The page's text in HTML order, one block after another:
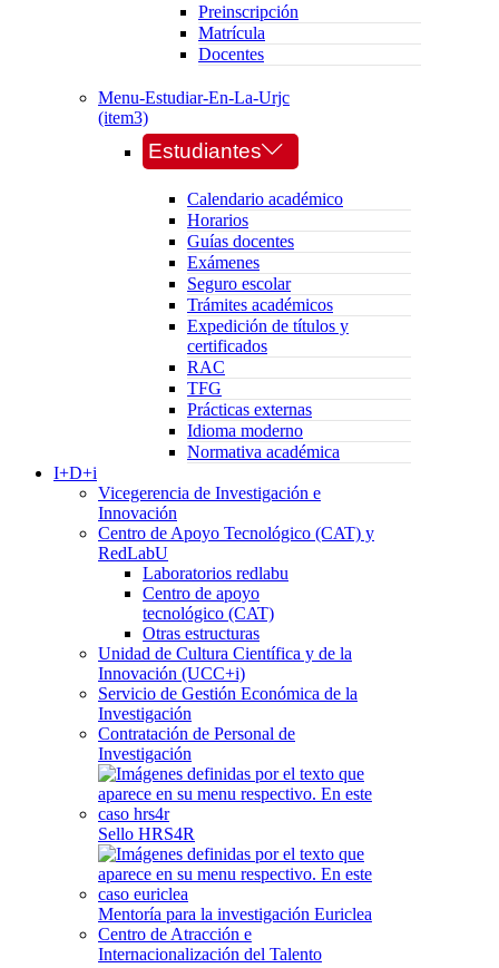
Preinscripción
Matrícula
Docentes
Menu-Estudiar-En-La-Urjc
(item3)
Estudiantes
Calendario académico
Horarios
Guías docentes
Exámenes
Seguro escolar
Trámites académicos
Expedición de títulos y
certificados
RAC
TFG
Prácticas externas
Idioma moderno
Normativa académica
I+D+i
Vicegerencia de Investigación e
Innovación
Centro de Apoyo Tecnológico (CAT) y
RedLabU
Laboratorios redlabu
Centro de apoyo
tecnológico (CAT)
Otras estructuras
Unidad de Cultura Científica y de la
Innovación (UCC+i)
Servicio de Gestión Económica de la
Investigación
Contratación de Personal de
Investigación
Sello HRS4R
Mentoría para la investigación Euriclea
Centro de Atracción e
Internacionalización del Talento